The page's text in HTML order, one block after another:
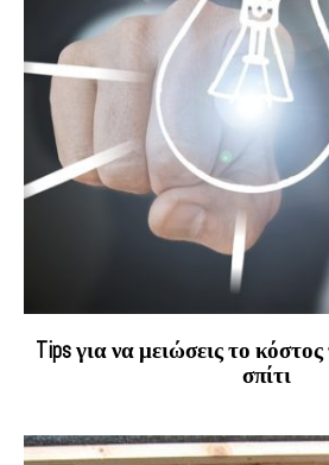
Tips για να μειώσεις το
σπίτι